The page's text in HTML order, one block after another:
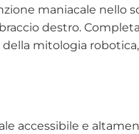
maniacale nello
destro.
mitologia
accessibile e